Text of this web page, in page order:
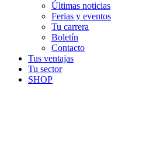
Últimas noticias
Ferias y eventos
Tu carrera
Boletín
Contacto
Tus ventajas
Tu sector
SHOP